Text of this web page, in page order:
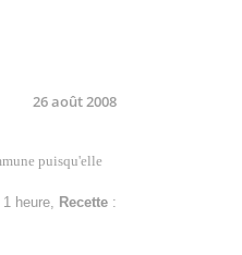
26 août 2008
puisqu'elle
heure, Recette :